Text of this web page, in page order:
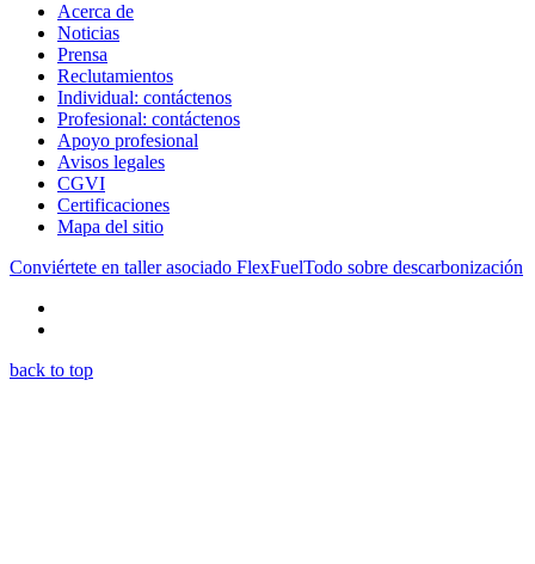
Acerca de
Noticias
Prensa
Reclutamientos
Individual: contáctenos
Profesional: contáctenos
Apoyo profesional
Avisos legales
CGVI
Certificaciones
Mapa del sitio
Conviértete en taller asociado FlexFuelTodo sobre descarbonización
back to top